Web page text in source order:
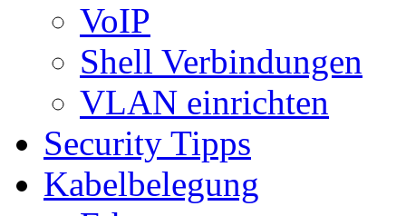
VoIP
Shell Verbindungen
VLAN einrichten
Security Tipps
Kabelbelegung